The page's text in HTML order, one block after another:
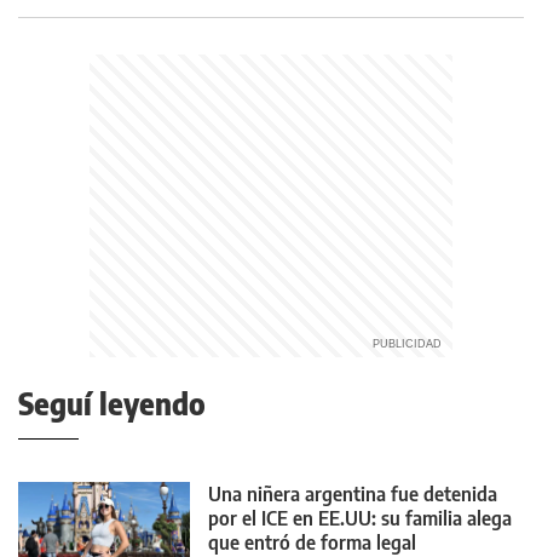
Seguí leyendo
Una niñera argentina fue detenida
por el ICE en EE.UU: su familia alega
que entró de forma legal